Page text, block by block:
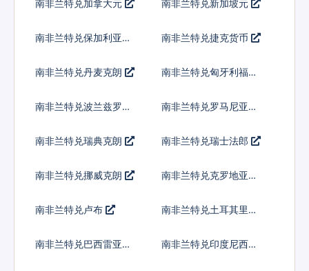
南非兰特兑加拿大元 南非兰特兑新加坡元
南非兰特兑保加利亚列
南非兰特兑捷克货币
南非兰特兑丹麦克朗 南非兰特兑匈牙利福林
南非兰特兑波兰兹罗提
南非兰特兑罗马尼亚新
南非兰特兑瑞典克朗 南非兰特兑瑞士法郎
南非兰特兑挪威克朗
南非兰特兑克罗地亚库
南非兰特兑卢布 南非兰特兑土耳其里拉
南非兰特兑巴西雷亚尔
南非兰特兑印度尼西亚